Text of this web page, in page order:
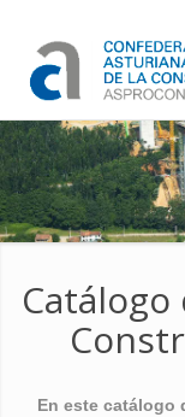
En este catálogo